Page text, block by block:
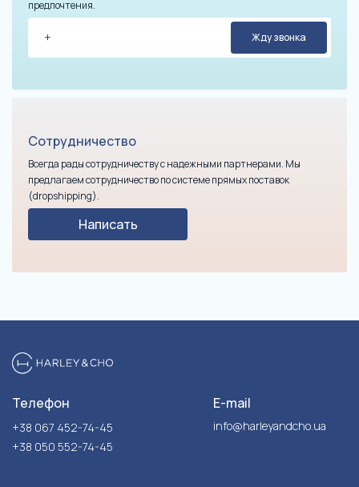
предпочтения.
Сотрудничество
Всегда рады сотрудничеству с надежными партнерами. Мы
предлагаем сотрудничество по системе прямых поставок
(dropshipping).
Написать
Телефон
+38 067 452-74-45
+38 050 552-74-45
E-mail
info@harleyandcho.ua